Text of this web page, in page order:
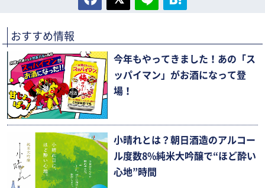
おすすめ情報
今年もやってきました！あの「ス
ッパイマン」がお酒になって登
場！
小晴れとは？朝日酒造のアルコー
ル度数8%純米大吟醸で“ほど酔い
心地”時間